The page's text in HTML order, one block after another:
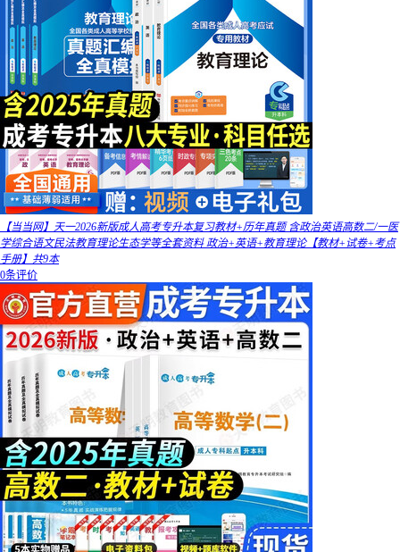
【当当网】天一2026新版成人高考专升本复习教材+历年真题 含政治英语高数二/一医
学综合语文民法教育理论生态学等全套资料 政治+英语+教育理论【教材+试卷+考点
手册】共9本
0条评价